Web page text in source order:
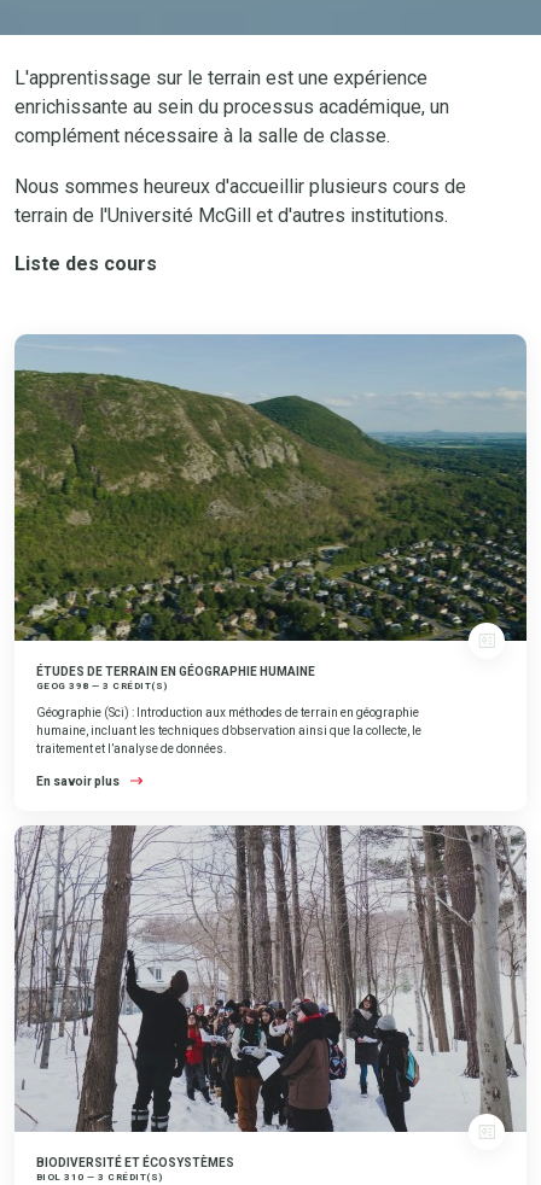
L'apprentissage sur le terrain est une expérience
enrichissante au sein du processus académique, un
complément nécessaire à la salle de classe.
Nous sommes heureux d'accueillir plusieurs cours de
terrain de l'Université McGill et d'autres institutions.
Liste des cours
ÉTUDES DE TERRAIN EN GÉOGRAPHIE HUMAINE
GEOG 398 — 3 CRÉDIT(S)
Géographie (Sci) : Introduction aux méthodes de terrain en géographie
humaine, incluant les techniques d’observation ainsi que la collecte, le
traitement et l’analyse de données.
En savoir plus
BIODIVERSITÉ ET ÉCOSYSTÈMES
BIOL 310 — 3 CRÉDIT(S)